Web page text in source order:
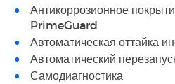
Антикоррозионное
PrimeGuard
Автоматическая оттайка
Автоматический
Самодиагностика